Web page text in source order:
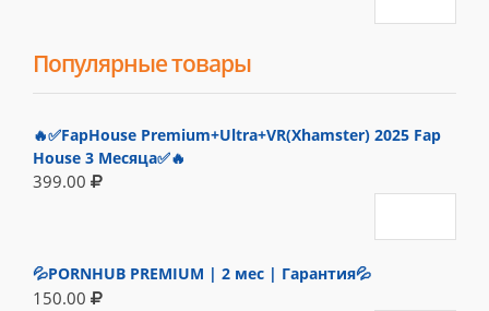
Популярные товары
🔥✅FapHouse Premium+Ultra+VR(Xhamster) 2025 Fap
House 3 Месяца✅🔥
399.00
💦PORNHUB PREMIUM | 2 мес | Гарантия💦
150.00